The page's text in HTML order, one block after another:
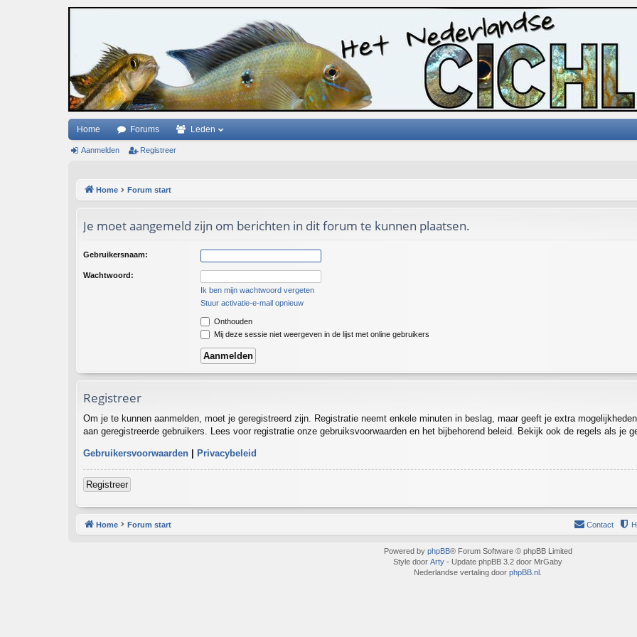
Home Forums Leden
Aanmelden Registreer
Home Forum start
Je moet aangemeld zijn om berichten in dit forum te kunnen plaatsen.
Gebruikersnaam:
Wachtwoord:
Ik ben mijn wachtwoord vergeten
Stuur activatie-e-mail opnieuw
Onthouden
Mij deze sessie niet weergeven in de lijst met online gebruikers
Registreer
Om je te kunnen aanmelden, moet je geregistreerd zijn. Registratie neemt enkele minuten in beslag, maar geeft je extra
aan geregistreerde gebruikers. Lees voor registratie onze gebruiksvoorwaarden en het bijbehorend beleid. Bekijk ook de regels als je
Gebruikersvoorwaarden | Privacybeleid
Registreer
Home Forum start Contact
Powered by phpBB® Forum Software © phpBB Limited
Style door Arty - Update phpBB 3.2 door MrGaby
Nederlandse vertaling door phpBB.nl